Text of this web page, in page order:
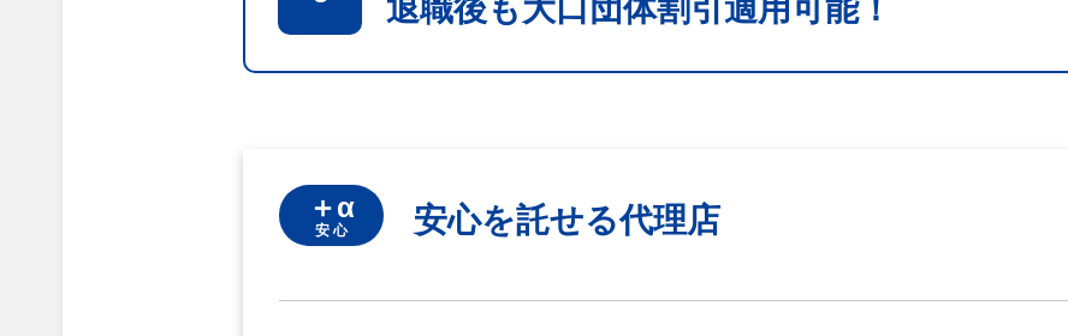
退職後も大口団体割引適用可能！
＋α
安 心 安心を託せる代理店